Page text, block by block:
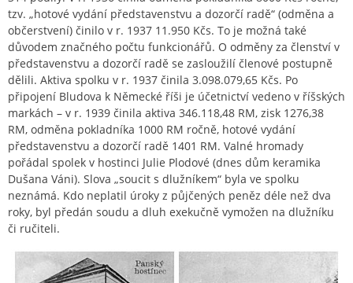
tzv. „hotové vydání představenstvu a dozorčí radě“ (odměna a
občerstvení) činilo v r. 1937 11.950 Kčs. To je možná také
důvodem značného počtu funkcionářů. O odměny za členství v
představenstvu a dozorčí radě se zasloužilí členové postupně
dělili. Aktiva spolku v r. 1937 činila 3.098.079,65 Kčs. Po
připojení Bludova k Německé říši je účetnictví vedeno v říšských
markách – v r. 1939 činila aktiva 346.118,48 RM, zisk 1276,38
RM, odměna pokladníka 1000 RM ročně, hotové vydání
představenstvu a dozorčí radě 1401 RM. Valné hromady
pořádal spolek v hostinci Julie Plodové (dnes dům keramika
Dušana Váni). Slova „soucit s dlužníkem“ byla ve spolku
neznámá. Kdo neplatil úroky z půjčených peněz déle než dva
roky, byl předán soudu a dluh exekučně vymožen na dlužníku
či ručiteli.